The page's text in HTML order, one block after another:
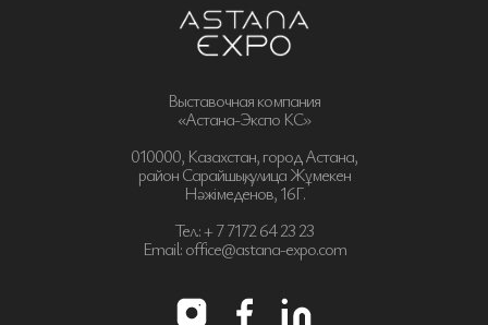
Выставочная компания
«Астана-Экспо КС»
010000, Казахстан, город Астана,
район Сарайшық, улица Жұмекен
Нәжімеденов, 16Г.
Тел.: + 7 7172 64 23 23
Email: office@astana-expo.com